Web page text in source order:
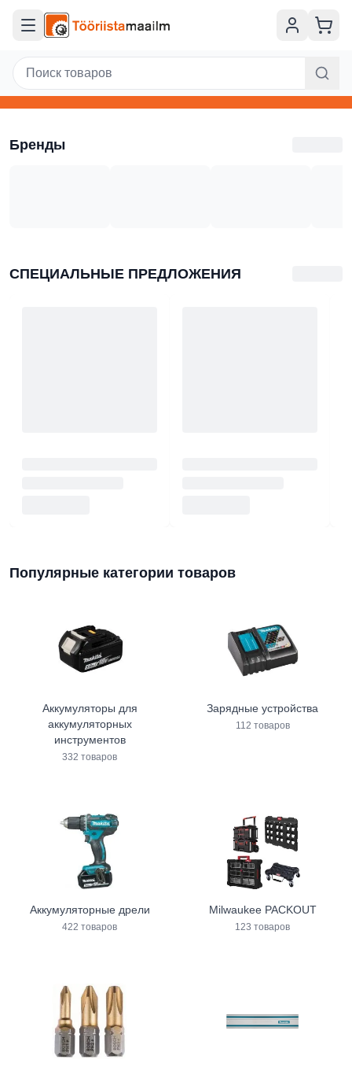
Бренды
СПЕЦИАЛЬНЫЕ ПРЕДЛОЖЕНИЯ
Популярные категории товаров
Аккумуляторы для
аккумуляторных
инструментов
332 товаров
Зарядные устройства
112 товаров
Аккумуляторные дрели
422 товаров
Milwaukee PACKOUT
123 товаров